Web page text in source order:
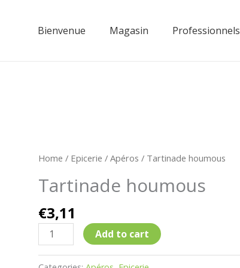
Bienvenue Magasin Professionnels
Home / Epicerie /Apéros / Tartinade houmous
Tartinade houmous
€3,11
Tartinade
quantity
Add to cart